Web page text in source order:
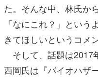
た。そんな中、林氏か
「なにこれ？」という
きてほしいというコメ
そして、話題は2017
西岡氏は『バイオハザ